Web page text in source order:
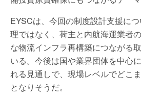
EYSCは、今回の制度設計支援に
理ではなく、荷主と内航海運業者
な物流インフラ再構築につながる
いる。今後は国や業界団体を中心
れる見通しで、現場レベルでどこ
となりそうだ。